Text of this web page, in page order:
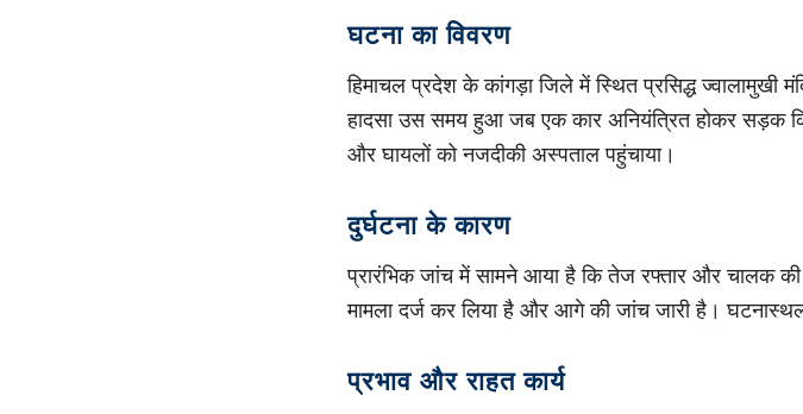
घटना का विवरण
हिमाचल प्रदेश के कांगड़ा जिले में स्थित प्रसिद्ध ज्वालामुखी
हादसा उस समय हुआ जब एक कार अनियंत्रित होकर सड़क
और घायलों को नजदीकी अस्पताल पहुंचाया।
दुर्घटना के कारण
प्रारंभिक जांच में सामने आया है कि तेज रफ्तार और चालक
मामला दर्ज कर लिया है और आगे की जांच जारी है।
प्रभाव और राहत कार्य